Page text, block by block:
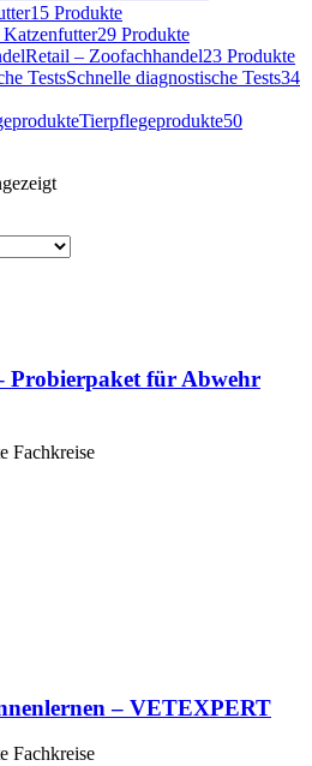
15 Produkte
Katzenfutter29 Produkte
Retail – Zoofachhandel23 Produkte
Schnelle diagnostische Tests34
Tierpflegeprodukte50
Probierpaket für Abwehr
Fachkreise
– VETEXPERT
Fachkreise